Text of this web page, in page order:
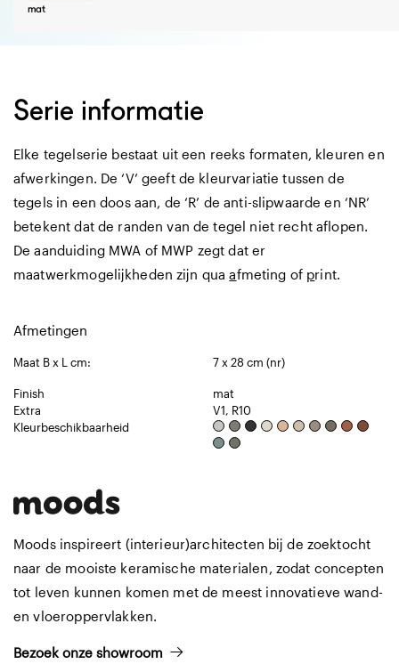
mat
Serie informatie
Elke tegelserie bestaat uit een reeks formaten, kleuren en
afwerkingen. De ‘V’ geeft de kleurvariatie tussen de
tegels in een doos aan, de ‘R’ de anti-slipwaarde en ‘NR’
betekent dat de randen van de tegel niet recht aflopen.
De aanduiding MWA of MWP zegt dat er
maatwerkmogelijkheden zijn quaafmeting of print.
Afmetingen
Maat B x L cm: 7 x 28 cm (nr)
Finish
mat
Extra
V1, R10
Kleurbeschikbaarheid
Moods inspireert (interieur)architecten bij de zoektocht
naar de mooiste keramische materialen, zodat concepten
tot leven kunnen komen met de meest innovatieve wand-
en vloeroppervlakken.
Bezoek onze showroom